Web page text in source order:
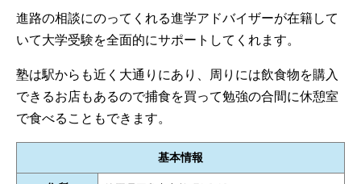
進路の相談にのってくれる進学アドバイザーが在籍して
いて大学受験を全面的にサポートしてくれます。
塾は駅からも近く大通りにあり、周りには飲食物を購入
できるお店もあるので捕食を買って勉強の合間に休憩室
で食べることもできます。
基本情報